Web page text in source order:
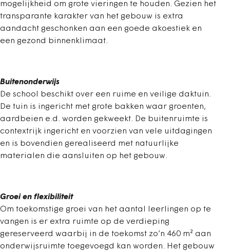
mogelijkheid om grote vieringen te houden. Gezien het
transparante karakter van het gebouw is extra
aandacht geschonken aan een goede akoestiek en
een gezond binnenklimaat.
Buitenonderwijs
De school beschikt over een ruime en veilige daktuin.
De tuin is ingericht met grote bakken waar groenten,
aardbeien e.d. worden gekweekt. De buitenruimte is
contextrijk ingericht en voorzien van vele uitdagingen
en is bovendien gerealiseerd met natuurlijke
materialen die aansluiten op het gebouw.
Groei en flexibiliteit
Om toekomstige groei van het aantal leerlingen op te
vangen is er extra ruimte op de verdieping
gereserveerd waarbij in de toekomst zo’n 460 m² aan
onderwijsruimte toegevoegd kan worden. Het gebouw